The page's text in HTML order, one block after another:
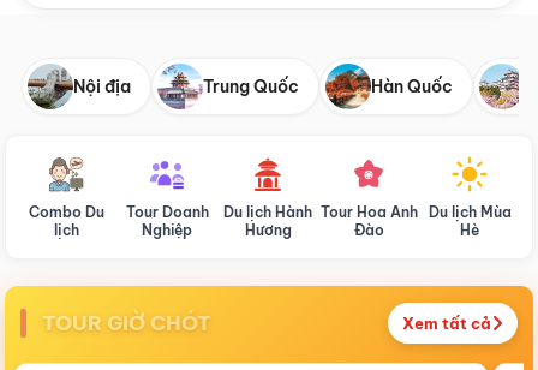
Nội địa Trung Quốc Hàn Quốc
Combo Du
lịch
Tour Doanh
Nghiệp
Du lịch Hành
Hương
Tour Hoa Anh
Đào
Du lịch Mùa
Hè
TOUR GIỜ CHÓT Xem tất cả
Điểm nổi bật